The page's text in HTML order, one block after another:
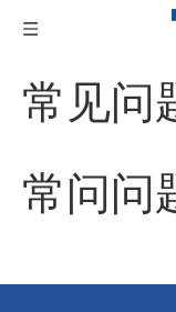
常见问
常问问